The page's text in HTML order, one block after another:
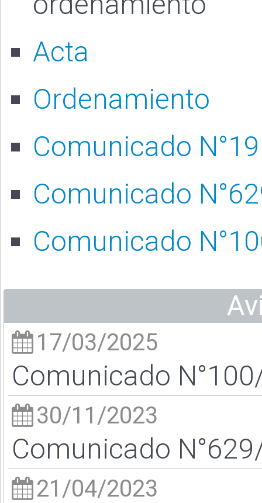
Acta
Ordenamiento
Comunicado
Comunicado
Comunicado
17/03/2025
Comunicado
30/11/2023
Comunicado
21/04/2023